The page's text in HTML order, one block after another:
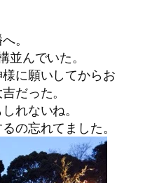
。
んでいた。
に願いしてからお
だった。
れないね。
の忘れてました。